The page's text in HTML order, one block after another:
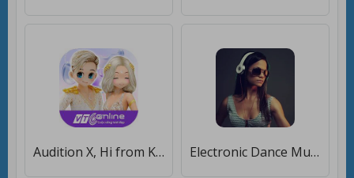
Audition X, Hi from Korea [Мод меню] Electronic Dance Music Radio [Без рекламы]